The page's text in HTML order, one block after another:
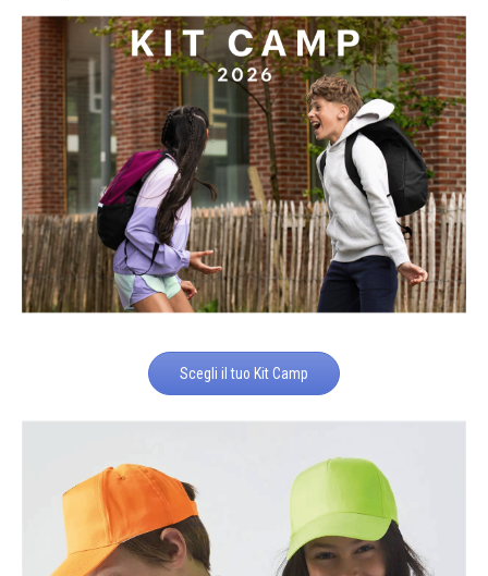
Scegli il tuo Kit Camp